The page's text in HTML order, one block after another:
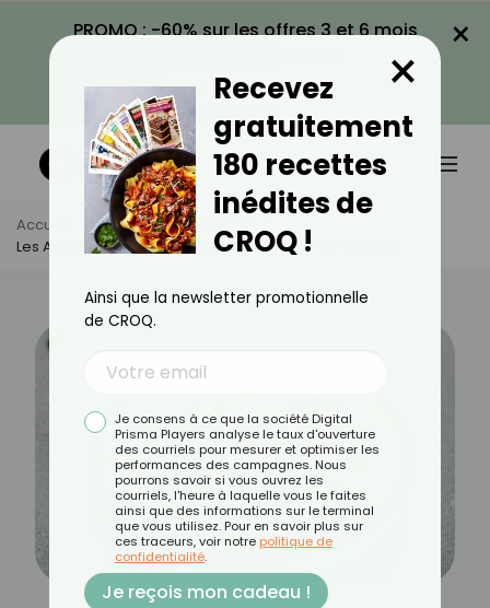
PROMO : -60% sur les offres 3 et 6 mois
VOIR LA PROMO
×
Accueil Actus
Alimentation
Les Anchois : Bienfaits, Calories Et Utilisation En Cuisine
Recevez
gratuitement
180 recettes
inédites de
CROQ !
×
Ainsi que la newsletter promotionnelle
de CROQ.
Je consens à ce que la société Digital
Prisma Players analyse le taux d'ouverture
des courriels pour mesurer et optimiser les
performances des campagnes. Nous
pourrons savoir si vous ouvrez les
courriels, l'heure à laquelle vous le faites
ainsi que des informations sur le terminal
que vous utilisez. Pour en savoir plus sur
ces traceurs, voir notre politique de
confidentialité.
Je reçois mon cadeau !